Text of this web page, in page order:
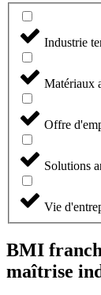
Industrie
Matériaux
Offre
Solutions
Vie
BMI
maîtrise